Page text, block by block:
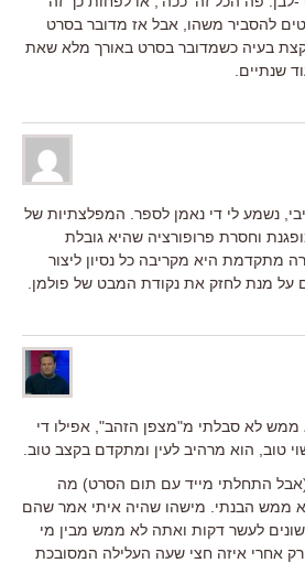
להסביר משהו, אבל אז מדובר בסרט
קצת בעיה כשמדובר בסרט באורך מלא שאת
שנתיים.
נשמע לי די נאמן לספר. המפלצתיות של
וחסרת פרופורציה שהיא גובלת
מתקדמת היא מקריבה כל נסיון ליצור
על מנת לחזק את נקודת המבט של פולמן.
ממש לא סבלתי מ"מצפן הזהב", אפילו די
טוב, הוא מרהיב לעין ומתקדם בקצב טוב.
התחלתי מייד עם תום הסרט) מה
ממש הבנתי. מישהו שהיה איתי אמר שהם
לעשר דקות ואתה לא ממש מבין מי
רק אחרי איזה חצי שעה העלילה המסובכת